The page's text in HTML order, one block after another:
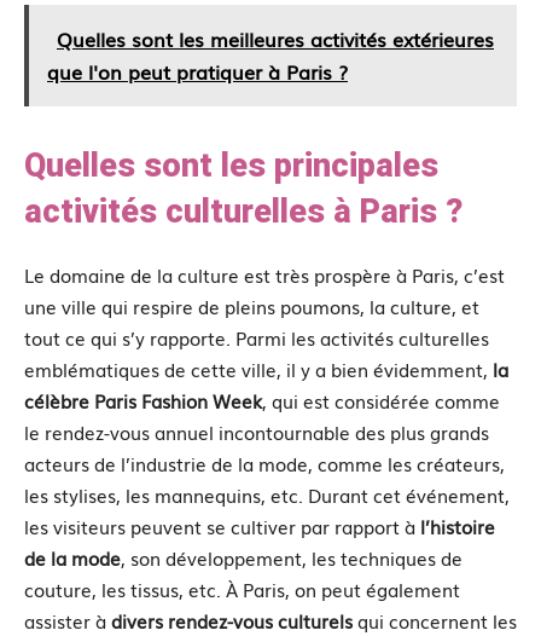
Quelles sont les meilleures activités extérieures
que l'on peut pratiquer à Paris ?
Quelles sont les principales
activités culturelles à Paris ?
Le domaine de la culture est très prospère à Paris, c’est
une ville qui respire de pleins poumons, la culture, et
tout ce qui s’y rapporte. Parmi les activités culturelles
emblématiques de cette ville, il y a bien évidemment, la
célèbre Paris Fashion Week, qui est considérée comme
le rendez-vous annuel incontournable des plus grands
acteurs de l’industrie de la mode, comme les créateurs,
les stylises, les mannequins, etc. Durant cet événement,
les visiteurs peuvent se cultiver par rapport à l’histoire
de la mode, son développement, les techniques de
couture, les tissus, etc. À Paris, on peut également
assister à divers rendez-vous culturelsqui concernent les